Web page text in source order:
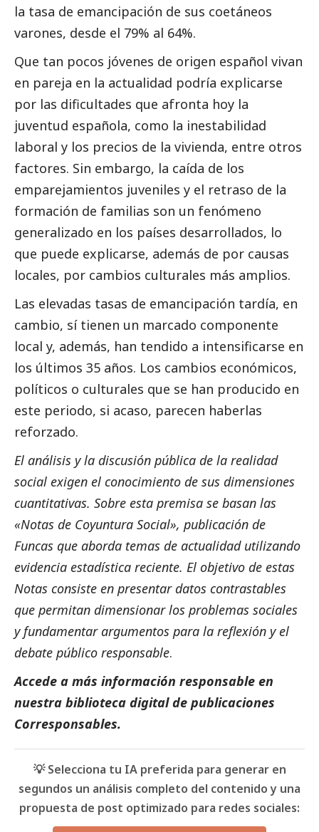
la tasa de emancipación de sus coetáneos
varones, desde el 79% al 64%.
Que tan pocos jóvenes de origen español vivan
en pareja en la actualidad podría explicarse
por las dificultades que afronta hoy la
juventud española, como la inestabilidad
laboral y los precios de la vivienda, entre otros
factores. Sin embargo, la caída de los
emparejamientos juveniles y el retraso de la
formación de familias son un fenómeno
generalizado en los países desarrollados, lo
que puede explicarse, además de por causas
locales, por cambios culturales más amplios.
Las elevadas tasas de emancipación tardía, en
cambio, sí tienen un marcado componente
local y, además, han tendido a intensificarse en
los últimos 35 años. Los cambios económicos,
políticos o culturales que se han producido en
este periodo, si acaso, parecen haberlas
reforzado.
El análisis y la discusión pública de la realidad
social exigen el conocimiento de sus dimensiones
cuantitativas. Sobre esta premisa se basan las
«Notas de Coyuntura Social», publicación de
Funcas que aborda temas de actualidad utilizando
evidencia estadística reciente. El objetivo de estas
Notas consiste en presentar datos contrastables
que permitan dimensionar los problemas sociales
y fundamentar argumentos para la reflexión y el
debate público responsable.
Accede a más información responsable en
nuestra biblioteca digital de publicaciones
Corresponsables.
💡 Selecciona tu IA preferida para generar en
segundos un análisis completo del contenido y una
propuesta de post optimizado para redes sociales: